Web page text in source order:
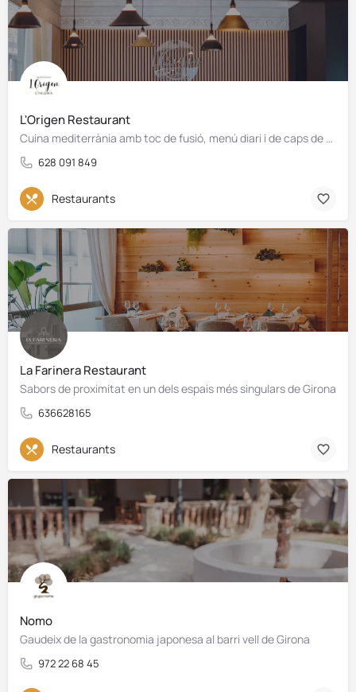
L'Origen Restaurant
Cuina mediterrània amb toc de fusió, menú diari i de caps de setmana
628 091 849
Restaurants
La Farinera Restaurant
Sabors de proximitat en un dels espais més singulars de Girona
636628165
Restaurants
Nomo
Gaudeix de la gastronomia japonesa al barri vell de Girona
972 22 68 45